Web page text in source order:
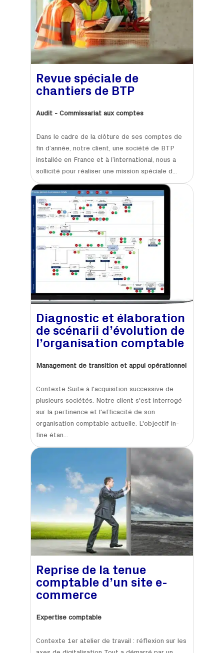
Revue spéciale de
chantiers de BTP
Audit - Commissariat aux comptes
Dans le cadre de la clôture de ses comptes de
fin d’année, notre client, une société de BTP
installée en France et à l’international, nous a
sollicité pour réaliser une mission spéciale d...
Diagnostic et élaboration
de scénarii d’évolution de
l’organisation comptable
Management de transition et appui opérationnel
Contexte Suite à l'acquisition successive de
plusieurs sociétés. Notre client s'est interrogé
sur la pertinence et l'efficacité de son
organisation comptable actuelle. L'objectif in-
fine étan...
Reprise de la tenue
comptable d’un site e-
commerce
Expertise comptable
Contexte 1er atelier de travail : réflexion sur les